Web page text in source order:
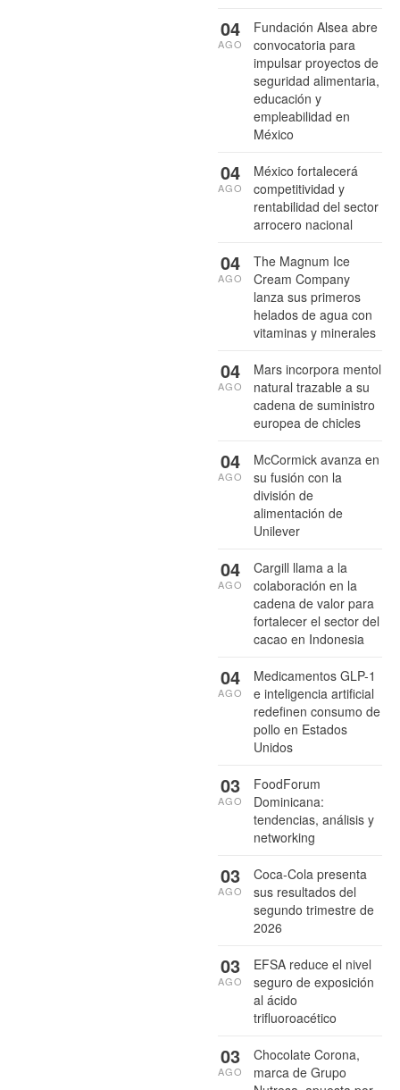
Fundación Alsea abre
convocatoria para
impulsar proyectos de
seguridad alimentaria,
educación y
empleabilidad en
México
04
AGO
México fortalecerá
competitividad y
rentabilidad del sector
arrocero nacional
04
AGO
The Magnum Ice
Cream Company
lanza sus primeros
helados de agua con
vitaminas y minerales
04
AGO
Mars incorpora mentol
natural trazable a su
cadena de suministro
europea de chicles
04
AGO
McCormick avanza en
su fusión con la
división de
alimentación de
Unilever
04
AGO
Cargill llama a la
colaboración en la
cadena de valor para
fortalecer el sector del
cacao en Indonesia
04
AGO
Medicamentos GLP-1
e inteligencia artificial
redefinen consumo de
pollo en Estados
Unidos
04
AGO
FoodForum
Dominicana:
tendencias, análisis y
networking
03
AGO
Coca-Cola presenta
sus resultados del
segundo trimestre de
2026
03
AGO
EFSA reduce el nivel
seguro de exposición
al ácido
trifluoroacético
03
AGO
Chocolate Corona,
marca de Grupo
03
AGO